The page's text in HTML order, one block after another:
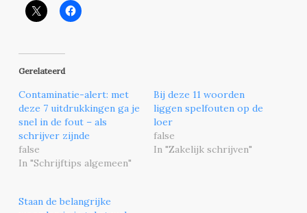
Gerelateerd
Contaminatie-alert: met
deze 7 uitdrukkingen ga je
snel in de fout – als
schrijver zijnde
false
In "Schrijftips algemeen"
Bij deze 11 woorden
liggen spelfouten op de
loer
false
In "Zakelijk schrijven"
Staan de belangrijke